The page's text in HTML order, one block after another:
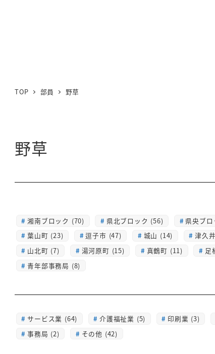
TOP 部員 野草
野草
湘南ブロック (70) 県北ブロック (56) 県央ブ
葉山町 (23)
逗子市 (47) 城山 (14) 津久
山北町 (7)
湯河原町 (15) 真鶴町 (11) 足
青年部事務局 (8)
サービス業 (64) 介護福祉業 (5) 印刷業 (3)
事務局 (2)
その他 (42)